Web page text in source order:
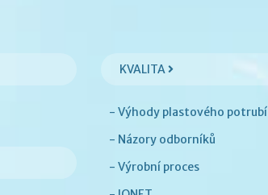
KVALITA
- Výhody plastového potrubí
- Názory odborníků
- Výrobní proces